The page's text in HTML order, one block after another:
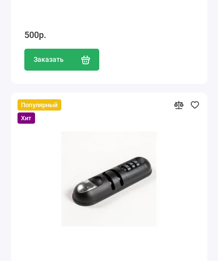
500р.
Заказать
Популярный
Хит